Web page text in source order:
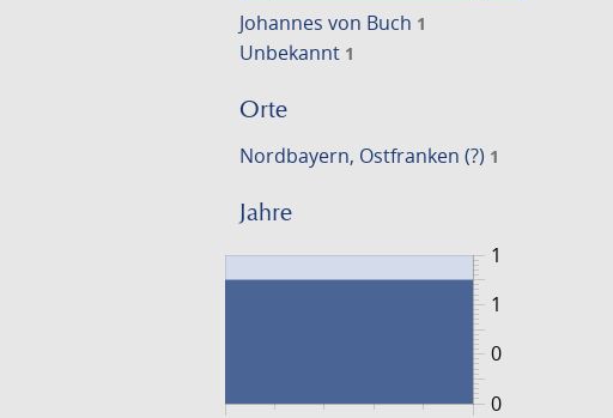
Johannes von Buch 1
Unbekannt 1
Orte
Nordbayern, Ostfranken (?) 1
Jahre
0
1
0
1